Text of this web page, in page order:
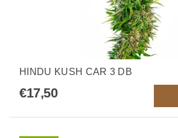
HINDU KUSH CAR 3 DB
€17,50